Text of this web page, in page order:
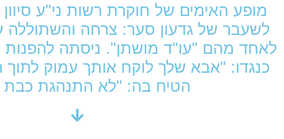
מופע האימים של חוקרת רשות ני"ע
לשעבר של גדעון סער: צרחה והשתוללה
לאחד מהם "עו"ד מושתן". ניסתה להפנות
כנגדו: "אבא שלך לוקח אותך עמוק לתוך
הטיח בה: "לא התנהגת